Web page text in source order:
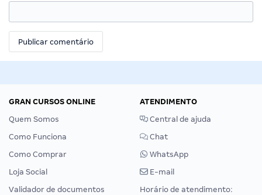
GRAN CURSOS ONLINE
Quem Somos
Como Funciona
Como Comprar
Loja Social
Validador de documentos
ATENDIMENTO
Central de ajuda
Chat
WhatsApp
E-mail
Horário de atendimento: